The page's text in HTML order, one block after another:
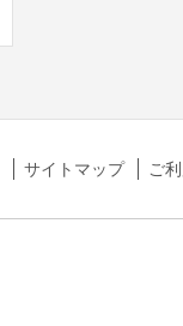
サイトマップ ご